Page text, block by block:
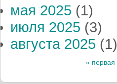
мая 2025 (1)
июля 2025 (3)
августа 2025 (1)
« первая